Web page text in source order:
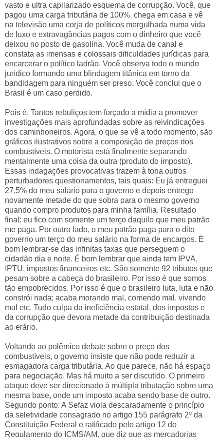
vasto e ultra capilarizado esquema de corrupção. Você, que
pagou uma carga tributária de 100%, chega em casa e vê
na televisão uma corja de políticos mergulhada numa vida
de luxo e extravagâncias pagos com o dinheiro que você
deixou no posto de gasolina. Você muda de canal e
constata as imensas e colossais dificuldades jurídicas para
encarcerar o político ladrão. Você observa todo o mundo
jurídico formando uma blindagem titânica em torno da
bandidagem para ninguém ser preso. Você conclui que o
Brasil é um caso perdido.
Pois é. Tantos rebuliços tem forçado a mídia a promover
investigações mais aprofundadas sobre as reivindicações
dos caminhoneiros. Agora, o que se vê a todo momento, são
gráficos ilustrativos sobre a composição de preços dos
combustíveis. O motorista está finalmente separando
mentalmente uma coisa da outra (produto do imposto).
Essas indagações provocativas trazem à tona outros
perturbadores questionamentos, tais quais: Eu já entreguei
27,5% do meu salário para o governo e depois entrego
novamente metade do que sobra para o mesmo governo
quando compro produtos para minha família. Resultado
final: eu fico com somente um terço daquilo que meu patrão
me paga. Por outro lado, o meu patrão paga para o dito
governo um terço do meu salário na forma de encargos. É
bom lembrar-se das infinitas taxas que perseguem o
cidadão dia e noite. É bom lembrar que ainda tem IPVA,
IPTU, impostos financeiros etc. São somente 92 tributos que
pesam sobre a cabeça do brasileiro. Por isso é que somos
tão empobrecidos. Por isso é que o brasileiro luta, luta e não
constrói nada; acaba morando mal, comendo mal, vivendo
mal etc. Tudo culpa da ineficiência estatal, dos impostos e
da corrupção que devora metade da contribuição destinada
ao erário.
Voltando ao polêmico debate sobre o preço dos
combustíveis, o governo insiste que não pode reduzir a
esmagadora carga tributária. Ao que parece, não há espaço
para negociação. Mas há muito a ser discutido. O primeiro
ataque deve ser direcionado à múltipla tributação sobre uma
mesma base, onde um imposto acaba sendo base de outro.
Segundo ponto: A Sefaz viola descaradamente o princípio
da seletividade consagrado no artigo 155 parágrafo 2º da
Constituição Federal e ratificado pelo artigo 12 do
Regulamento do ICMS/AM, que diz que as mercadorias